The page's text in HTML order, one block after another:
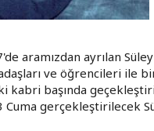
aramızdan ayrılan
ve öğrencileri ile
kabri başında
Cuma gerçekleştirilecek